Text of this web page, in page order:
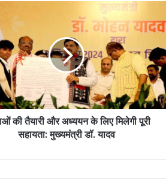
की तैयारी और अध्ययन के लिए मिलेगी पूरी
सहायता: मुख्यमंत्री डॉ. यादव